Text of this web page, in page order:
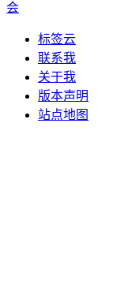
会
标签云
联系我
关于我
版本声明
站点地图